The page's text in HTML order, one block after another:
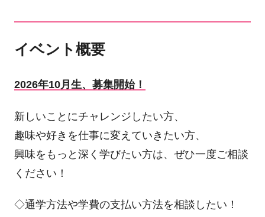
イベント概要
2026年10月生、募集開始！
新しいことにチャレンジしたい方、
趣味や好きを仕事に変えていきたい方、
興味をもっと深く学びたい方は、ぜひ一度ご相談
ください！
◇通学方法や学費の支払い方法を相談したい！